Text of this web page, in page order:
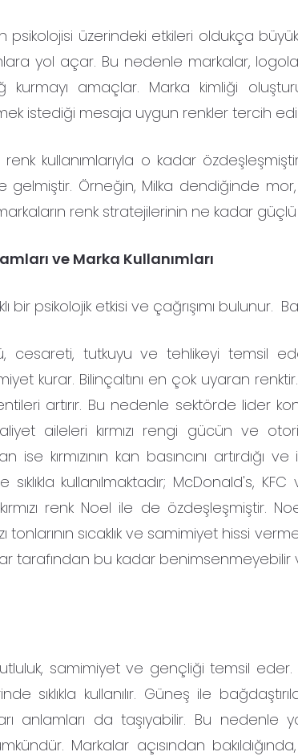
psikolojisi üzerindeki etkileri oldukça
yol açar. Bu nedenle markalar,
kurmayı amaçlar. Marka kimliği
istediği mesaja uygun renkler tercih
renk kullanımlarıyla o kadar
gelmiştir. Örneğin, Milka dendiğinde
renk stratejilerinin ne kadar
ve Marka Kullanımları
bir psikolojik etkisi ve çağrışımı bulunur.
cesareti, tutkuyu ve tehlikeyi temsil
kurar. Bilinçaltını en çok uyaran
artırır. Bu nedenle sektörde lider
aileleri kırmızı rengi gücün ve
ise kırmızının kan basıncını
kullanılmaktadır; McDonald's,
renk Noel ile de özdeşleşmiştir.
tonlarının sıcaklık ve samimiyet hissi
tarafından bu kadar benimsenmeyebilir
samimiyet ve gençliği temsil
sıklıkla kullanılır. Güneş ile
anlamları da taşıyabilir. Bu nedenle
Markalar açısından